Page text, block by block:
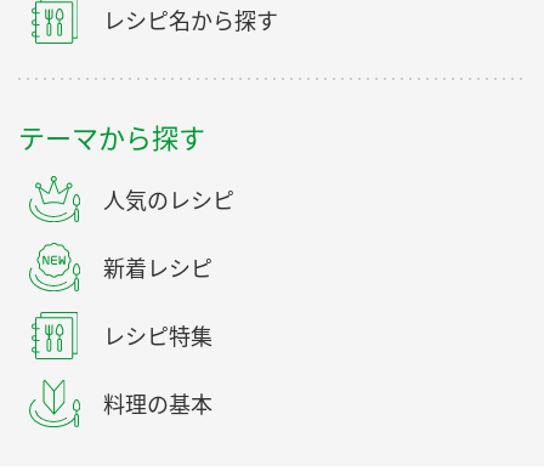
レシピ名から探す
テーマから探す
人気のレシピ
新着レシピ
レシピ特集
料理の基本